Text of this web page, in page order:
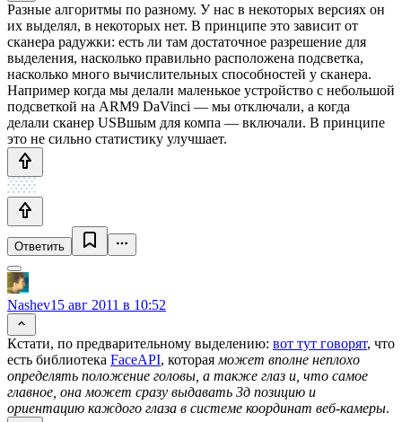
Разные алгоритмы по разному. У нас в некоторых версиях он
их выделял, в некоторых нет. В принципе это зависит от
сканера радужки: есть ли там достаточное разрешение для
выделения, насколько правильно расположена подсветка,
насколько много вычислительных способностей у сканера.
Например когда мы делали маленькое устройство c небольшой
подсветкой на ARM9 DaVinci — мы отключали, а когда
делали сканер USBшым для компа — включали. В принципе
это не сильно статистику улучшает.
Ответить
Nashev15 авг 2011 в 10:52
Кстати, по предварительному выделению: вот тут говорят, что
есть библиотека FaceAPI, которая может вполне неплохо
определять положение головы, а также глаз и, что самое
главное, она может сразу выдавать 3д позицию и
ориентацию каждого глаза в системе координат веб-камеры.